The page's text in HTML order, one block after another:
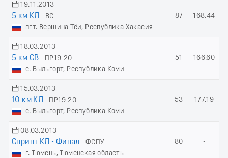
19.11.2013
5 км КЛ
- ВС
пгт. Вершина Тёи, Республика Хакасия
87 168.44
18.03.2013
5 км СВ - ПР19-20
с. Выльгорт, Республика Коми
51 166.60
15.03.2013
10 км КЛ
- ПР19-20
с. Выльгорт, Республика Коми
53 177.19
08.03.2013
Спринт КЛ - Финал - ФСПУ
г. Тюмень, Тюменская область
80 -